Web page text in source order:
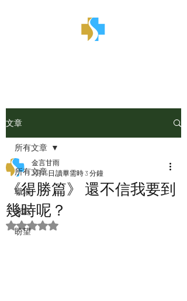
文章
所有文章
職場
家庭
盼望
所有文章
《得勝篇》 還不信我要到
幾時呢？
金言甘雨
3月15日 讀畢需時 3 分鐘
評等為 NaN（最高為 5 顆星）。